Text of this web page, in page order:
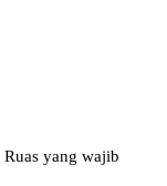
Ruas yang wajib